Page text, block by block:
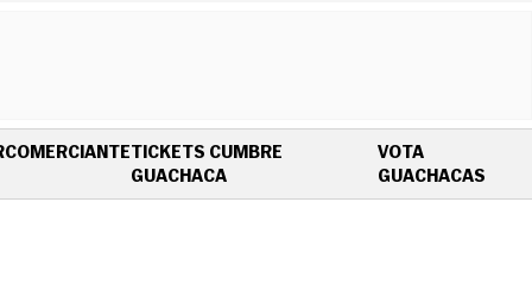
COMERCIANTETICKETS CUMBRE
GUACHACAOPENS IN NEW WINDOW
VOTA
GUACHACAS